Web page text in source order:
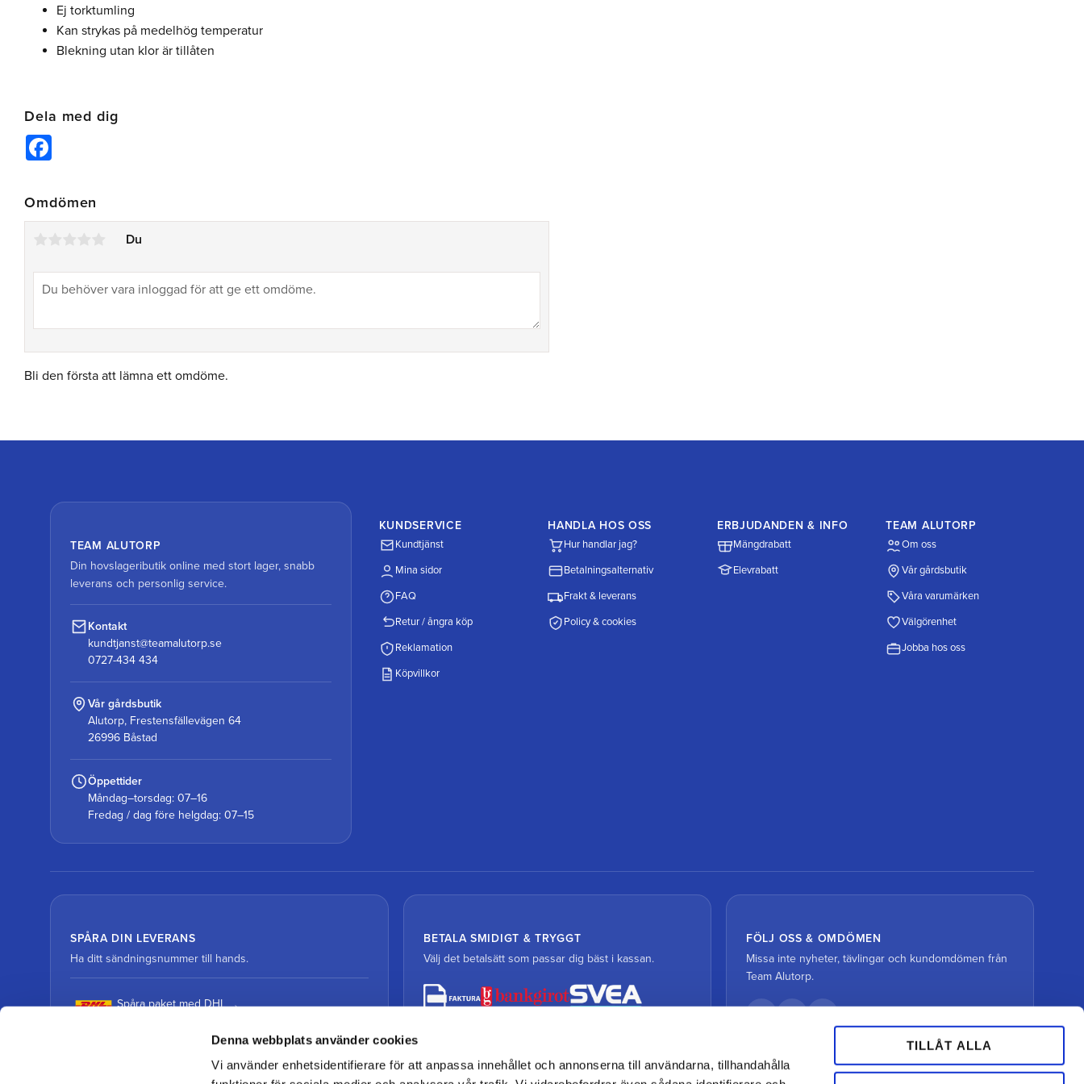
Denna webbplats använder cookies
Vi använder enhetsidentifierare för att anpassa innehållet och annonserna till användarna, tillhandahålla
TILLÅT ALLA
Ej torktumling
Kan strykas på medelhög temperatur
Blekning utan klor är tillåten
Dela med dig
Omdömen
Du
Bli den första att lämna ett omdöme.
TEAM ALUTORP
Din hovslageributik online med stort lager, snabb
leverans och personlig service.
Kontakt
kundtjanst@teamalutorp.se
0727-434 434
Vår gårdsbutik
Alutorp, Frestensfällevägen 64
26996 Båstad
Öppettider
Måndag–torsdag: 07–16
Fredag / dag före helgdag: 07–15
KUNDSERVICE
Kundtjänst
Mina sidor
FAQ
Retur / ångra köp
Reklamation
Köpvillkor
HANDLA HOS OSS
Hur handlar jag?
Betalningsalternativ
Frakt & leverans
Policy & cookies
ERBJUDANDEN & INFO
Mängdrabatt
Elevrabatt
TEAM ALUTORP
Om oss
Vår gårdsbutik
Våra varumärken
Välgörenhet
Jobba hos oss
SPÅRA DIN LEVERANS
Ha ditt sändningsnummer till hands.
Spåra paket med DHL
BETALA SMIDIGT & TRYGGT
Välj det betalsätt som passar dig bäst i kassan.
FÖLJ OSS & OMDÖMEN
Missa inte nyheter, tävlingar och kundomdömen från
Team Alutorp.